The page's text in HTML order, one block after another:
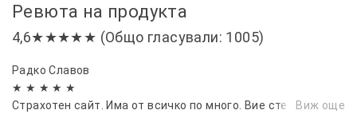
Меки дръжкиза защита на ръцете
Стъклен капак с отвор за пара
Подходяща за
Идеална за готвене
изключително лесна за почистване
Ревюта на продукта
4,6★★★★★ (Общо гласували: 1005)
Радко Славов
★ ★ ★ ★ ★
Страхотен сайт. Има от всичко по много. Вие сте върха✨✨
Виж още